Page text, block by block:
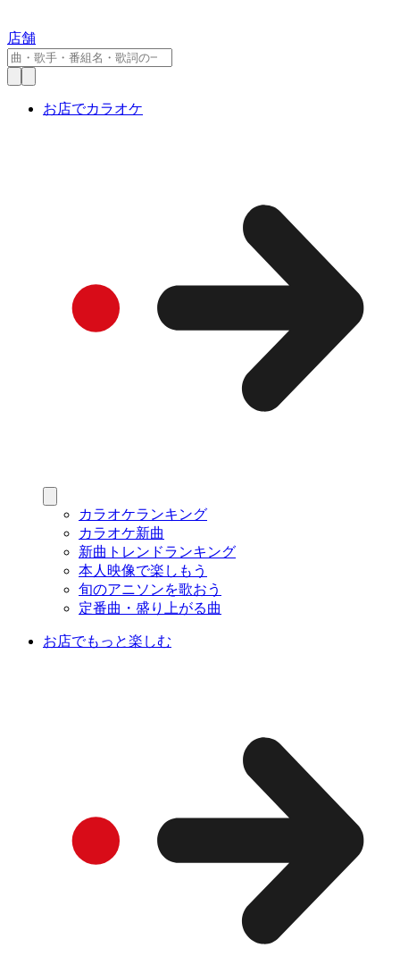
店舗
お店でカラオケ
カラオケランキング
カラオケ新曲
新曲トレンドランキング
本人映像で楽しもう
旬のアニソンを歌おう
定番曲・盛り上がる曲
お店でもっと楽しむ